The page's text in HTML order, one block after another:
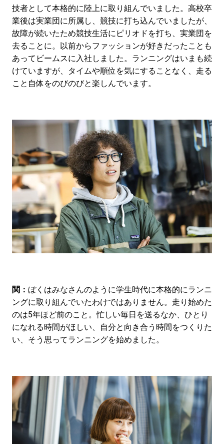
技者として本格的に陸上に取り組んでいました。高校卒
業後は実業団に所属し、競技に打ち込んでいましたが、
故障が続いたため競技生活にピリオドを打ち、実業団を
去ることに。以前からファッションが好きだったことも
あってビームスに入社しました。ランニングはいまも続
けていますが、タイムや順位を気にすることなく、走る
こと自体をのびのびと楽しんでいます。
関： ぼくはみなさんのように学生時代に本格的にランニ
ングに取り組んでいたわけではありません。走り始めた
のは5年ほど前のこと。忙しい毎日を送るなか、ひとり
になれる時間がほしい、自分と向き合う時間をつくりた
い、そう思ってランニングを始めました。